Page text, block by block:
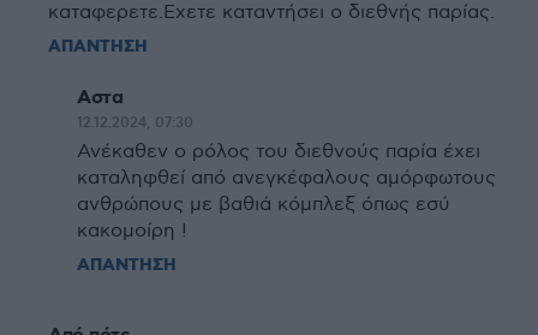
καταφερετε.Εχετε καταντήσει ο διεθνής παρίας.
ΑΠΑΝΤΗΣΗ
Αστα
12.12.2024, 07:30
Ανέκαθεν ο ρόλος του διεθνούς παρία έχει
καταληφθεί από ανεγκέφαλους αμόρφωτους
ανθρώπους με βαθιά κόμπλεξ όπως εσύ
κακομοίρη !
ΑΠΑΝΤΗΣΗ